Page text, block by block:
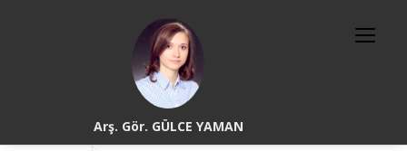
Arş. Gör. GÜLCE YAMAN